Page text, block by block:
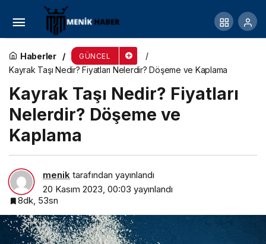
Haberler GÜNCEL
Kayrak Taşı Nedir? Fiyatları Nelerdir? Döşeme ve Kaplama
Kayrak Taşı Nedir? Fiyatları
Nelerdir? Döşeme ve
Kaplama
menik tarafından yayınlandı
20 Kasım 2023, 00:03 yayınlandı
8dk, 53sn
Koltuk Takımı Alırken Dikkat Edilmesi Gerekenler